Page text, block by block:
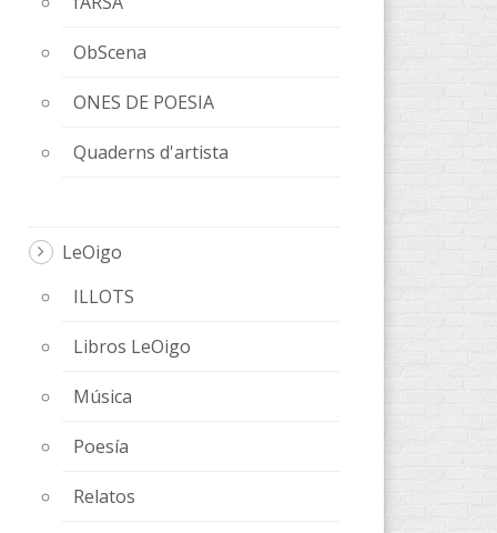
ObScena
ONES DE POESIA
Quaderns d'artista
LeOigo
ILLOTS
Libros LeOigo
Música
Poesía
Relatos